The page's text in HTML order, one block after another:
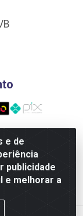
e de
publicidade
e melhorar a
Lins, 781 -
- CNPJ: